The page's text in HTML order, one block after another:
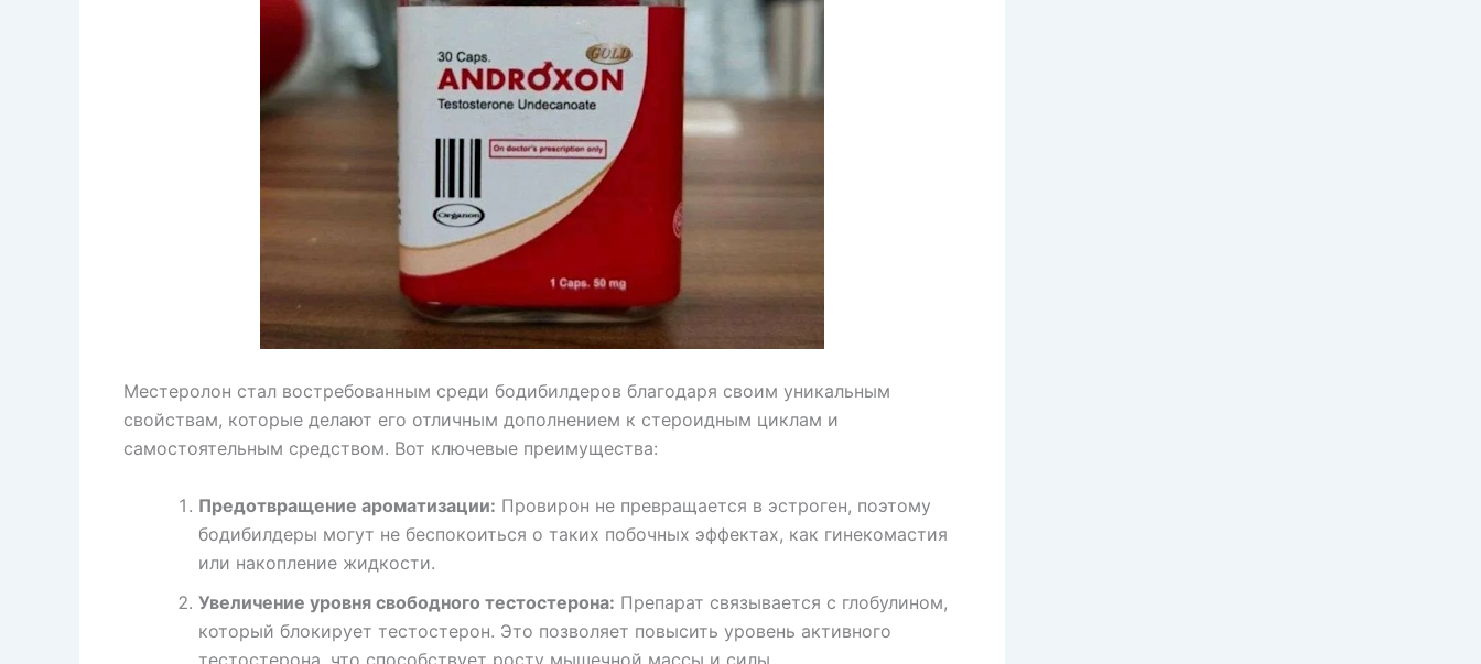
Местеролон стал востребованным среди бодибилдеров благодаря своим уникальным
свойствам, которые делают его отличным дополнением к стероидным циклам и
самостоятельным средством. Вот ключевые преимущества:
Предотвращение ароматизации: Провирон не превращается в эстроген, поэтому
бодибилдеры могут не беспокоиться о таких побочных эффектах, как гинекомастия
или накопление жидкости.
Увеличение уровня свободного тестостерона: Препарат связывается с глобулином,
который блокирует тестостерон. Это позволяет повысить уровень активного
тестостерона, что способствует росту мышечной массы и силы.